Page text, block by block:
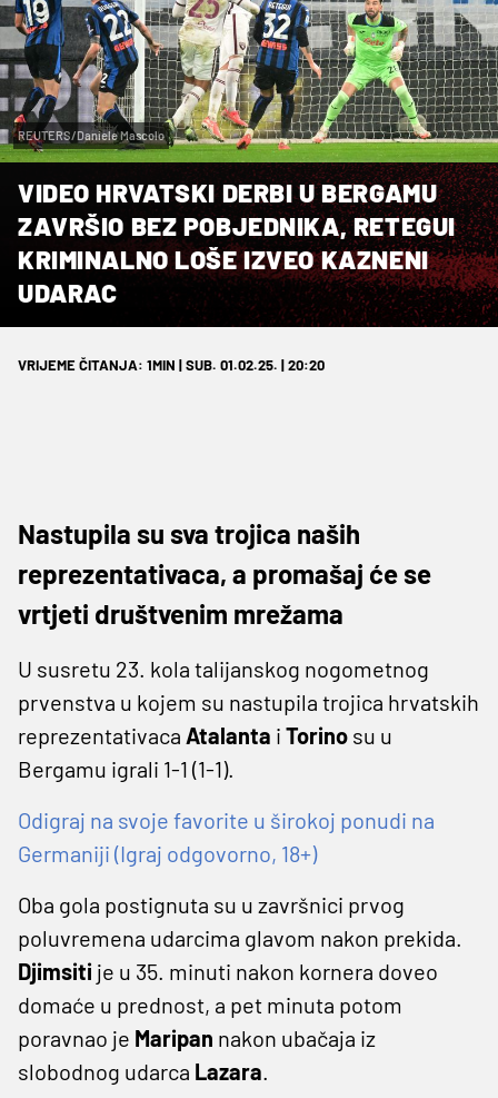
REUTERS/Daniele Mascolo
VIDEO HRVATSKI DERBI U BERGAMU
ZAVRŠIO BEZ POBJEDNIKA, RETEGUI
KRIMINALNO LOŠE IZVEO KAZNENI
UDARAC
VRIJEME ČITANJA: 1MIN | SUB. 01.02.25. | 20:20
Nastupila su sva trojica naših
reprezentativaca, a promašaj će se
vrtjeti društvenim mrežama
U susretu 23. kola talijanskog nogometnog
prvenstva u kojem su nastupila trojica hrvatskih
reprezentativaca Atalanta i Torino su u
Bergamu igrali 1-1 (1-1).
Odigraj na svoje favorite u širokoj ponudi na
Germaniji (Igraj odgovorno, 18+)
Oba gola postignuta su u završnici prvog
poluvremena udarcima glavom nakon prekida.
Djimsiti je u 35. minuti nakon kornera doveo
domaće u prednost, a pet minuta potom
poravnao je Maripan nakon ubačaja iz
slobodnog udarca Lazara.